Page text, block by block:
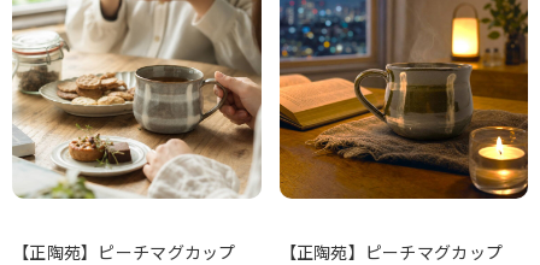
【正陶苑】ピーチマグカップ
【正陶苑】ピーチマグカップ